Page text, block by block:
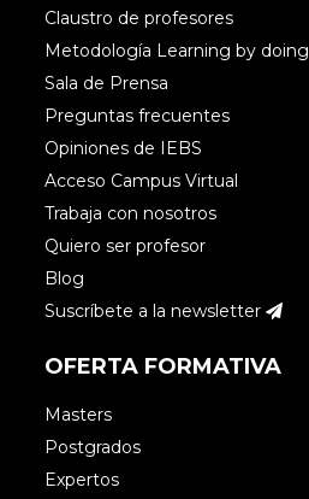
Claustro de profesores
Metodología Learning by doing
Sala de Prensa
Preguntas frecuentes
Opiniones de IEBS
Acceso Campus Virtual
Trabaja con nosotros
Quiero ser profesor
Blog
Suscríbete a la newsletter
OFERTA FORMATIVA
Masters
Postgrados
Expertos